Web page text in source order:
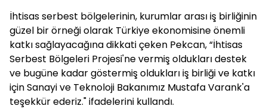
İhtisas serbest bölgelerinin, kurumlar arası iş birliğinin
güzel bir örneği olarak Türkiye ekonomisine önemli
katkı sağlayacağına dikkati çeken Pekcan, “İhtisas
Serbest Bölgeleri Projesi'ne vermiş oldukları destek
ve bugüne kadar göstermiş oldukları iş birliği ve katkı
için Sanayi ve Teknoloji Bakanımız Mustafa Varank'a
teşekkür ederiz." ifadelerini kullandı.